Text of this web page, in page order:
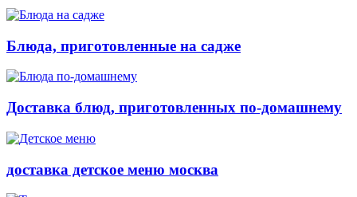
Блюда, приготовленные на садже
Доставка блюд, приготовленных по-домашнему
доставка детское меню москва